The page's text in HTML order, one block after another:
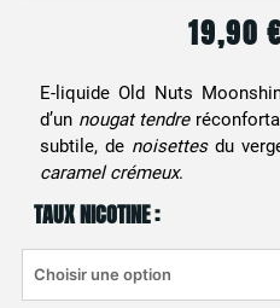
19,90
E-liquide Old Nuts
d’un nougat tendre
subtile, de noisettesdu
caramel crémeux.
TAUX NICOTINE :